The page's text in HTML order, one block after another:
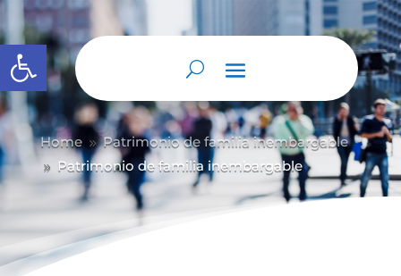
Abrir barra de herramientas
Home 9 Patrimonio de familia inembargable
9 Patrimonio de familia inembargable